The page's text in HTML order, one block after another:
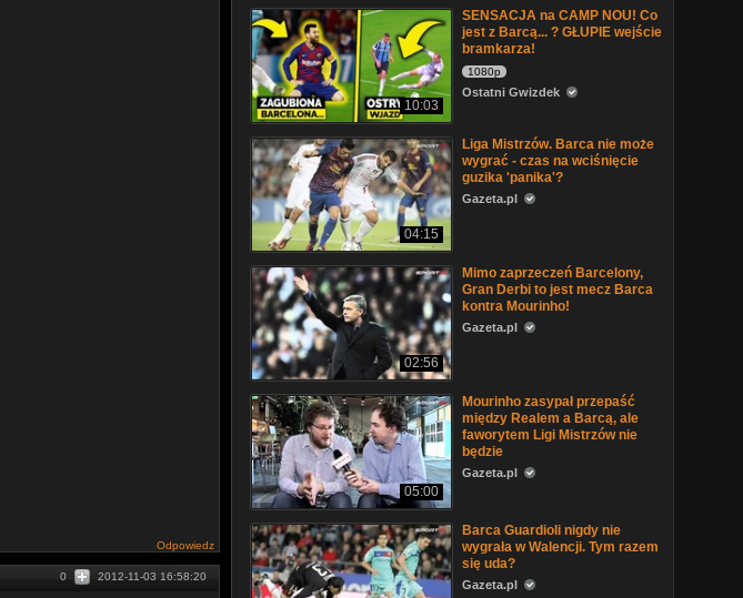
Odpowiedz
2012-11-03 16:58:20
0
10:03
SENSACJA na CAMP NOU! Co
jest z Barcą... ? GŁUPIE wejście
bramkarza!
1080p
Ostatni Gwizdek
04:15
Liga Mistrzów. Barca nie może
wygrać - czas na wciśnięcie
guzika 'panika'?
Gazeta.pl
02:56
Mimo zaprzeczeń Barcelony,
Gran Derbi to jest mecz Barca
kontra Mourinho!
Gazeta.pl
05:00
Mourinho zasypał przepaść
między Realem a Barcą, ale
faworytem Ligi Mistrzów nie
będzie
Gazeta.pl
Barca Guardioli nigdy nie
wygrała w Walencji. Tym razem
się uda?
Gazeta.pl